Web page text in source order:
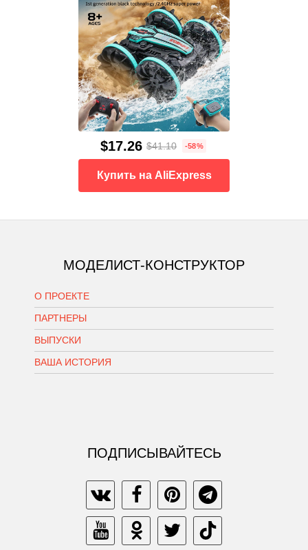
$17.26 $41.10 -58%
Купить на AliExpress
МОДЕЛИСТ-КОНСТРУКТОР
О ПРОЕКТЕ
ПАРТНЕРЫ
ВЫПУСКИ
ВАША ИСТОРИЯ
ПОДПИСЫВАЙТЕСЬ